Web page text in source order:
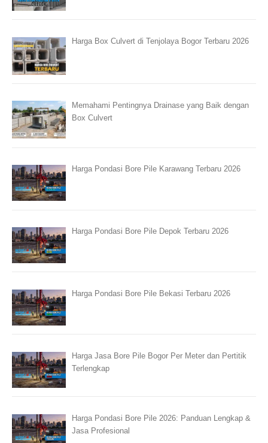
Harga Box Culvert di Tenjolaya Bogor Terbaru 2026
Memahami Pentingnya Drainase yang Baik dengan
Box Culvert
Harga Pondasi Bore Pile Karawang Terbaru 2026
Harga Pondasi Bore Pile Depok Terbaru 2026
Harga Pondasi Bore Pile Bekasi Terbaru 2026
Harga Jasa Bore Pile Bogor Per Meter dan Pertitik
Terlengkap
Harga Pondasi Bore Pile 2026: Panduan Lengkap &
Jasa Profesional